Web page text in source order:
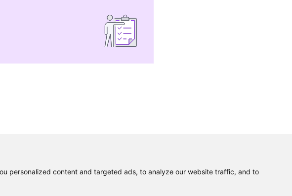
personalized content and targeted ads, to analyze our website traffic, and to